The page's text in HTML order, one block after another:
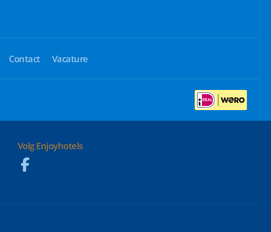
Contact Vacature
Volg Enjoyhotels